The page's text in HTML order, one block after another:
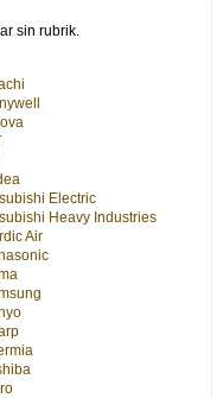
sin rubrik.
Electric
Heavy Industries
Air